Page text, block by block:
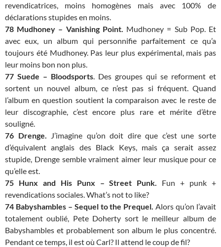
revendicatrices, moins homogènes mais avec 100% de
déclarations stupides en moins.
78 Mudhoney – Vanishing Point. Mudhoney = Sub Pop. Et
avec eux, un album qui personnifie parfaitement ce qu’a
toujours été Mudhoney. Pas leur plus expérimental, mais pas
leur moins bon non plus.
77 Suede – Bloodsports. Des groupes qui se reforment et
sortent un nouvel album, ce n’est pas si fréquent. Quand
l’album en question soutient la comparaison avec le reste de
leur discographie, c’est encore plus rare et mérite d’être
souligné.
76 Drenge. J’imagine qu’on doit dire que c’est une sorte
d’équivalent anglais des Black Keys, mais ça serait assez
stupide, Drenge semble vraiment aimer leur musique pour ce
qu’elle est.
75 Hunx and His Punx – Street Punk. Fun + punk +
revendications sociales. What’s not to like?
74 Babyshambles – Sequel to the Prequel. Alors qu’on l’avait
totalement oublié, Pete Doherty sort le meilleur album de
Babyshambles et probablement son album le plus concentré.
Pendant ce temps, il est où Carl? Il attend le coup de fil?